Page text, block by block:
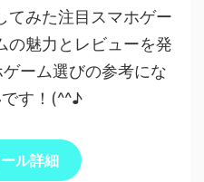
てみた注目スマホゲー
の魅力とレビューを発
ーム選びの参考にな
す！(^^♪
ル詳細